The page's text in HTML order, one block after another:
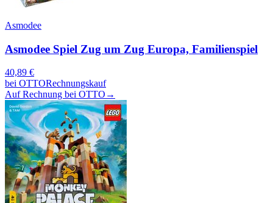
Asmodee
Asmodee Spiel Zug um Zug Europa, Familienspiel
40,89 €
bei OTTORechnungskauf
Auf Rechnung bei OTTO →